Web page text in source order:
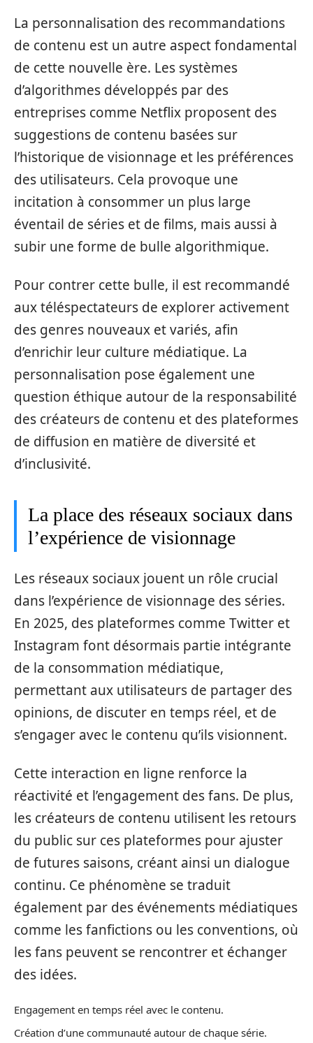
La personnalisation des recommandations
de contenu est un autre aspect fondamental
de cette nouvelle ère. Les systèmes
d’algorithmes développés par des
entreprises comme Netflix proposent des
suggestions de contenu basées sur
l’historique de visionnage et les préférences
des utilisateurs. Cela provoque une
incitation à consommer un plus large
éventail de séries et de films, mais aussi à
subir une forme de bulle algorithmique.
Pour contrer cette bulle, il est recommandé
aux téléspectateurs de explorer activement
des genres nouveaux et variés, afin
d’enrichir leur culture médiatique. La
personnalisation pose également une
question éthique autour de la responsabilité
des créateurs de contenu et des plateformes
de diffusion en matière de diversité et
d’inclusivité.
La place des réseaux sociaux dans
l’expérience de visionnage
Les réseaux sociaux jouent un rôle crucial
dans l’expérience de visionnage des séries.
En 2025, des plateformes comme Twitter et
Instagram font désormais partie intégrante
de la consommation médiatique,
permettant aux utilisateurs de partager des
opinions, de discuter en temps réel, et de
s’engager avec le contenu qu’ils visionnent.
Cette interaction en ligne renforce la
réactivité et l’engagement des fans. De plus,
les créateurs de contenu utilisent les retours
du public sur ces plateformes pour ajuster
de futures saisons, créant ainsi un dialogue
continu. Ce phénomène se traduit
également par des événements médiatiques
comme les fanfictions ou les conventions, où
les fans peuvent se rencontrer et échanger
des idées.
Engagement en temps réel avec le contenu.
Création d’une communauté autour de chaque série.